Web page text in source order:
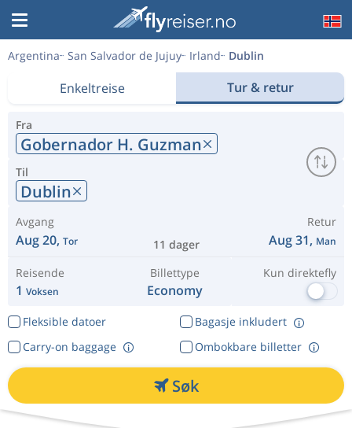
Argentina San Salvador de Jujuy Irland Dublin
Enkeltreise Tur & retur
Fra
Gobernador H. Guzman
Til
Dublin
Avgang
Aug 20, Tor 11 dager
Retur
Aug 31, Man
Reisende
1 Voksen
Billettype
Economy
Kun direktefly
Fleksible datoer
Bagasje inkludert
Ombokbare billetter
Carry-on baggage
Søk